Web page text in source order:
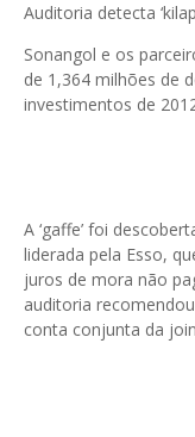
Auditoria detecta
Sonangol e os
de 1,364 milhões de
investimentos de
A ‘gaffe’ foi
liderada pela Esso,
juros de mora não
auditoria
conta conjunta da